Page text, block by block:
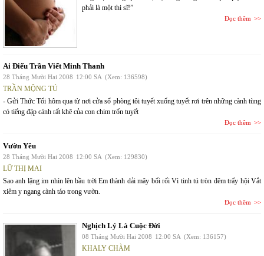
phải là một thi sĩ!”
Đọc thêm
Ai Điếu Trần Viết Minh Thanh
28 Tháng Mười Hai 2008 12:00 SA (Xem: 136598)
TRẦN MỘNG TÚ
- Gửi Thức Tối hôm qua từ nơi cửa sổ phòng tôi tuyết xuống tuyết rơi trên những cành tùng
có tiếng đập cánh rất khẽ của con chim trốn tuyết
Đọc thêm
Vườn Yêu
28 Tháng Mười Hai 2008 12:00 SA (Xem: 129830)
LỮ THỊ MAI
Sao anh lặng im nhìn lên bầu trời Em thành dải mây bối rối Vì tinh tú tròn đêm trẩy hội Vắt
xiêm y ngang cành táo trong vườn.
Đọc thêm
Nghịch Lý Là Cuộc Đời
08 Tháng Mười Hai 2008 12:00 SA (Xem: 136157)
KHALY CHÀM